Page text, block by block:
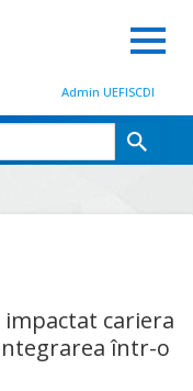
Admin UEFISCDI
impactat cariera
într-o